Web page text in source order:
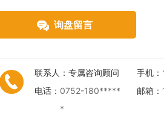
询盘留言
联系人： 专属咨询顾问 手机：
电话： 0752-180*****
*
邮箱：